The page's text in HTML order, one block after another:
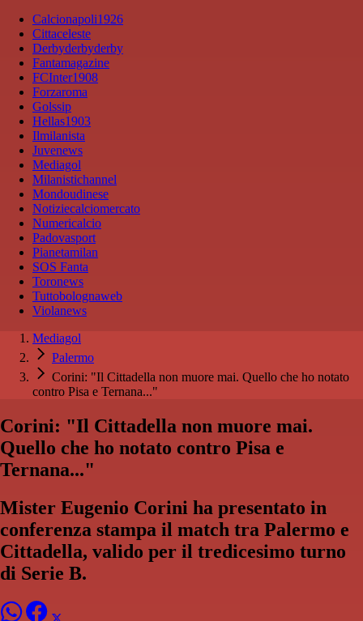
Calcionapoli1926
Cittaceleste
Derbyderbyderby
Fantamagazine
FCInter1908
Forzaroma
Golssip
Hellas1903
Ilmilanista
Juvenews
Mediagol
Milanistichannel
Mondoudinese
Notiziecalciomercato
Numericalcio
Padovasport
Pianetamilan
SOS Fanta
Toronews
Tuttobolognaweb
Violanews
Mediagol
Palermo
Corini: "Il Cittadella non muore mai. Quello che ho notato
contro Pisa e Ternana..."
Corini: "Il Cittadella non muore mai.
Quello che ho notato contro Pisa e
Ternana..."
Mister Eugenio Corini ha presentato in
conferenza stampa il match tra Palermo e
Cittadella, valido per il tredicesimo turno
di Serie B.